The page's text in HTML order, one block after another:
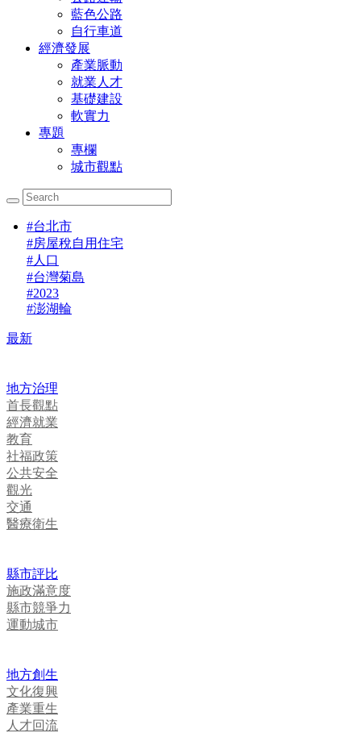
藍色公路
自行車道
經濟發展
產業脈動
就業人才
基礎建設
軟實力
專題
專欄
城市觀點
#台北市
#房屋稅自用住宅
#人口
#台灣菊島
#2023
#澎湖輪
最新
地方治理
首長觀點
經濟就業
教育
社福政策
公共安全
觀光
交通
醫療衛生
縣市評比
施政滿意度
縣市競爭力
運動城市
地方創生
文化復興
產業重生
人才回流